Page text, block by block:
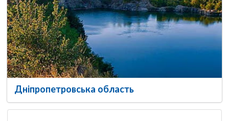
Дніпропетровська область